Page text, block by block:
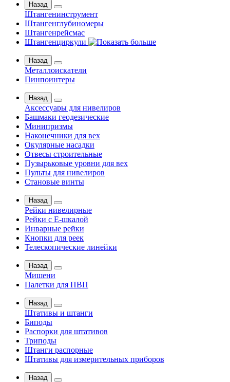
Назад
Штангенинструмент
Штангенглубиномеры
Штангенрейсмас
Штангенциркули
Назад
Металлоискатели
Пинпоинтеры
Назад
Аксессуары для нивелиров
Башмаки геодезические
Минипризмы
Наконечники для вех
Окулярные насадки
Отвесы строительные
Пузырьковые уровни для вех
Пульты для нивелиров
Становые винты
Назад
Рейки нивелирные
Рейки с Е-шкалой
Инварные рейки
Кнопки для реек
Телескопические линейки
Назад
Мишени
Палетки для ПВП
Назад
Штативы и штанги
Биподы
Распорки для штативов
Триподы
Штанги распорные
Штативы для измерительных приборов
Назад